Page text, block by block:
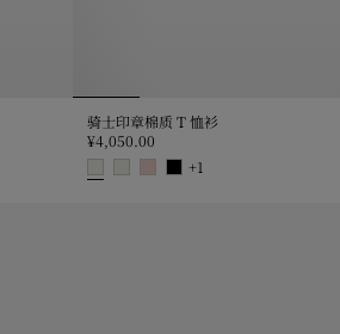
骑士印章棉质 T 恤衫
¥4,050.00
+1